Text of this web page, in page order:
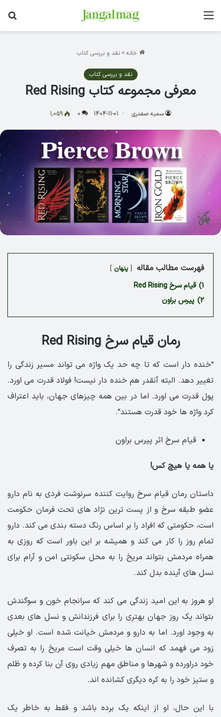
منو
خانه > نقد و بررسی کتاب
نقد و بررسی کتاب
معرفی مجموعه کتاب Red Rising
سمیه صفدری 1404-11-01
0
1,059
فهرست مطالب مقاله پنهان
1) قیام سرخ Red Rising
2) پیرس براون
رمان قیام سرخ Red Rising
“خنده دار است که تا چه حد یک واژه می تواند مسیر زندگی را
تغییر دهد. البته آنقدر هم خنده دار نیست! فولاد قدرت می اورد.
پول قدرت می اورد. اما در بین همه چیزهای جهان، باید اعتراف
کرد واژه ها خود قدرت هستند”.
قیام سرخ اثر پیرس براون
یا همه یا هیچ کس!
داستان رمان قیام سرخ روایت کننده سرنوشت فردی به نام دارو
عضو طبقه سرخ و از پست ترین نژاد های تحت فرمان حکومت
است، حکومتی که افراد را بر اساس رنگ دسته بندی می کند. دارو
تمام روز را کار می کند و همیشه بر این باور است که روزی به
همراه مردمش بتواند مریخ را به محل سکونتی امن و آرام برای
نسل های آینده بدل کند.
او هروز به این امید زندگی می کند که سرانجام خون و سوگندش
بتواند یک روز جهان بهتری را برای فرزندانش و نسل های بعدی
به وجود اورد. اما به دارو و مردمش خیانت شده است. او خیلی
زود می فهمد که انسان ها خیلی وقت است مریخ را به تصرف
خود دراورده و شهرها و مناطق مهم زیادی روی آن بنا کرده و ظلم
و ستیز خود را به کره دیگری کشانده اند.
با این حال، او از اینکه یک برده باشد و فقط به خاطر یک